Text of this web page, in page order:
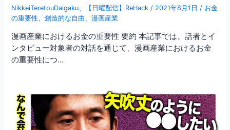
NikkeiTeretouDaigaku 【日曜配信】ReHack / 2021年8月1日 / お金
の重要性 、創造的な自由 、漫画産業
漫画産業におけるお金の重要性 要約 本記事では、話者とイ
ンタビュー対象者の対話を通じて、漫画産業におけるお金
の重要性につ…